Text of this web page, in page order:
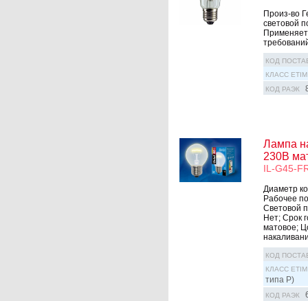
Произ-во
световой
КОД
КЛАСС ETIM
КОД РАЭК
Лампа
230В
IL-G45-
Диаметр
Рабочее
Световой
Нет; Срок
матовое;
КОД
КЛАСС ETIM
типа P)
КОД РАЭК